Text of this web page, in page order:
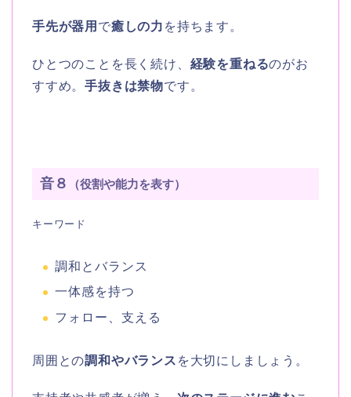
手先が器用 で癒しの力 を持ちます。
ひとつのことを長く続け、 経験を重ねるのがお
すすめ。手抜きは禁物です。
音８ （役割や能力を表す）
キーワード
調和とバランス
一体感を持つ
フォロー、支える
周囲との調和やバランス を大切にしましょう。